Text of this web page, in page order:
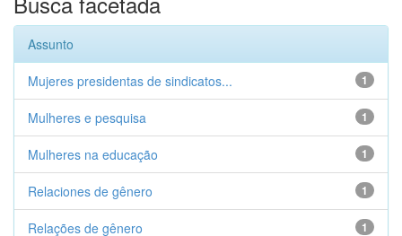
Assunto
1
Mujeres presidentas de sindicatos...
1
Mulheres e pesquisa
1
Mulheres na educação
1
Relaciones de gênero
1
Relações de gênero